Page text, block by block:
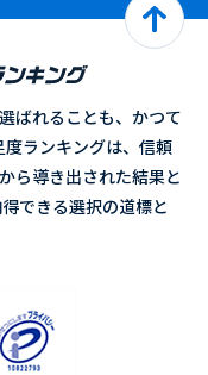
ばれることも、かつて
度ランキングは、信頼
ら導き出された結果と
できる選択の道標と